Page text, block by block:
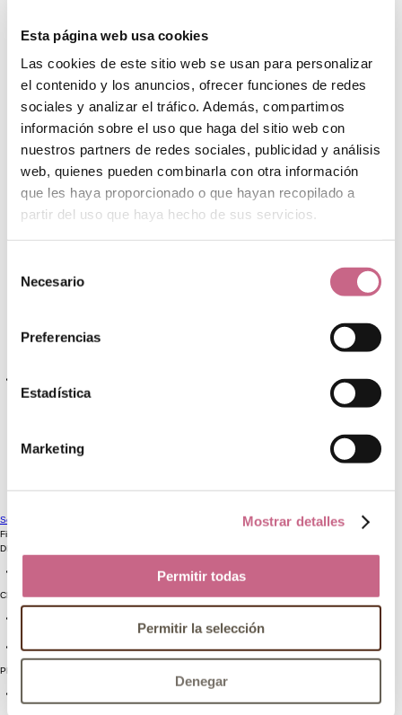
Esta página web usa cookies
Las cookies de este sitio web se usan para personalizar
el contenido y los anuncios, ofrecer funciones de redes
sociales y analizar el tráfico. Además, compartimos
información sobre el uso que haga del sitio web con
nuestros partners de redes sociales, publicidad y análisis
web, quienes pueden combinarla con otra información
que les haya proporcionado o que hayan recopilado a
partir del uso que haya hecho de sus servicios.
Necesario
Preferencias
Estadística
Marketing
Mostrar detalles
Permitir todas
Permitir la selección
Denegar
Bolsos y riñoneras
Camisetas
Ropa interior
Gorras
Bufandas y pañuelos
Conjuntos
CALZADO
OTROS ARTÍCULOS DEL HOGAR
Sebastian professional
Filtro de Búsqueda
DISPONIBILIDAD
CHOLLAZOS
CHOLLAZO(26)
PROMOCIONES